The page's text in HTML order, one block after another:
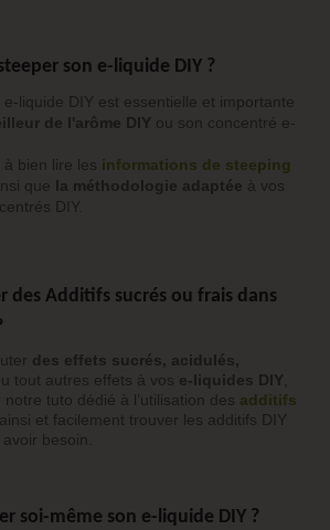
son e-liquide DIY ?
liquide DIY est essentielle et importante
de l'arôme DIY ou son concentré e-
à bien lire les informations de steeping
que la méthodologie adaptée à vos
DIY.
des Additifs sucrés ou frais dans
des effets sucrés, acidulés,
tout autres effets à vos e-liquides DIY
tuto dédié à l’utilisation des additifs
et facilement trouver les additifs DIY
besoin.
soi-même son e-liquide DIY ?